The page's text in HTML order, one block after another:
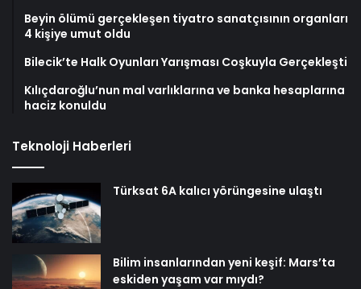
Beyin ölümü gerçekleşen tiyatro sanatçısının organları
4 kişiye umut oldu
Bilecik’te Halk Oyunları Yarışması Coşkuyla Gerçekleşti
Kılıçdaroğlu’nun mal varlıklarına ve banka hesaplarına
haciz konuldu
Teknoloji Haberleri
Türksat 6A kalıcı yörüngesine ulaştı
Bilim insanlarından yeni keşif: Mars’ta
eskiden yaşam var mıydı?